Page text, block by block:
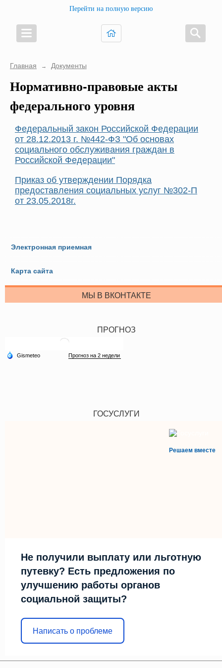
Перейти на полную версию
Главная → Документы
Нормативно-правовые акты
федерального уровня
Федеральный закон Российской Федерации
от 28.12.2013 г. №442-ФЗ "Об основах
социального обслуживания граждан в
Российской Федерации"
Приказ об утверждении Порядка
предоставления социальных услуг №302-П
от 23.05.2018г.
Электронная приемная
Карта сайта
МЫ В ВКОНТАКТЕ
ПРОГНОЗ
ГОСУСЛУГИ
Решаем вместе
Не получили выплату или льготную
путевку? Есть предложения по
улучшению работы органов
социальной защиты?
Написать о проблеме